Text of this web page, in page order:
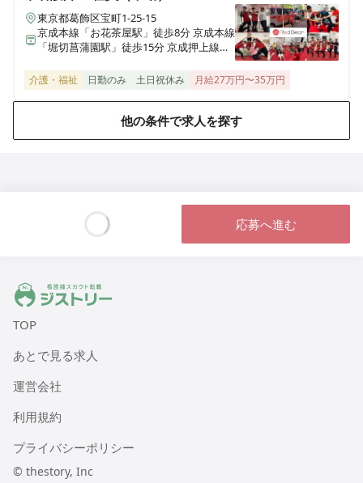
ヒューマンライフケア麻生の宿
神奈川県川崎市麻生区千代ヶ丘7丁目6-4
ヒューマンライフケア 日根野湯
大阪府泉佐野市日根野7157
ヒューマンライフケア 八尾の湯
ヒューマンライフケア 鶴の湯（デイサービス）
東京都江東区冬木22-24 1階
ヒューマンライフケア中村橋の宿
ヒューマンライフケア町田木曽ホスピスホーム
ヒューマンライフケア 灘の湯
東京都葛飾区宝町1-25-15
京成本線「お花茶屋駅」徒歩8分 京成本線
「堀切菖蒲園駅」徒歩15分 京成押上線
介護・福祉 日勤のみ 土日祝休み 月給27万円〜35万円
他の条件で求人を探す
応募へ進む
ジストリー 看護師の転職マッチング
TOP
あとで見る求人
運営会社
利用規約
プライバシーポリシー
© thestory, Inc